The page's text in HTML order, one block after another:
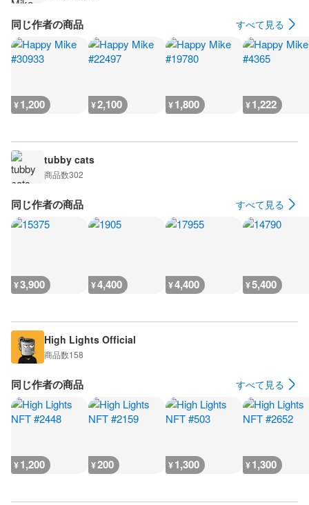
同じ作者の商品 すべて見る
¥1,200 ¥2,100 ¥1,800 ¥1,222
tubby cats
商品数302
同じ作者の商品 すべて見る
¥3,900 ¥4,400 ¥4,400 ¥5,400
High Lights Official
商品数158
同じ作者の商品 すべて見る
¥1,200 ¥200 ¥1,300 ¥1,300